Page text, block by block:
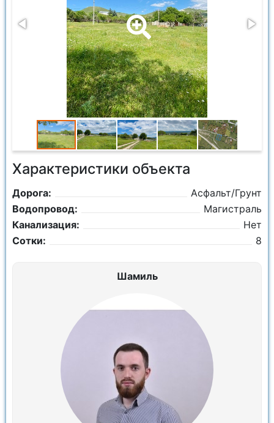
Характеристики объекта
Дорога:
Асфальт/Грунт
Водопровод:
Магистраль
Канализация:
Нет
Сотки:
8
Шамиль